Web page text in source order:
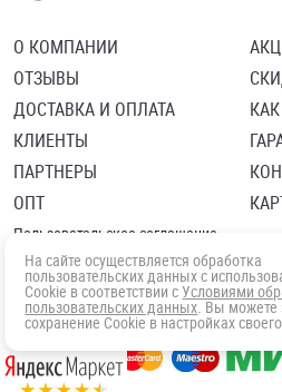
О КОМПАНИИ
ОТЗЫВЫ
ДОСТАВКА И ОПЛАТА
КЛИЕНТЫ
ПАРТНЕРЫ
ОПТ
Пользовательское соглашение
Политика в отношении обработки
Согласие посетителя сайта на
На сайте осуществляется обработка
пользовательских данных с
Cookie в соответствии с Условиями
пользовательских данных. Вы можете
сохранение Cookie в настройках